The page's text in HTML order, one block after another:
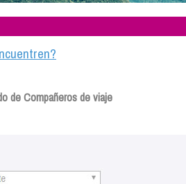
de Compañeros de viaje